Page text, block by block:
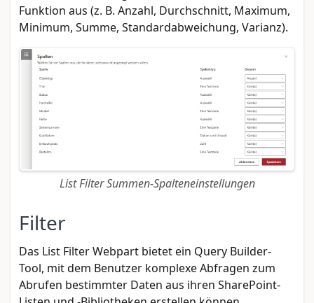
Funktion aus (z. B. Anzahl, Durchschnitt, Maximum,
Minimum, Summe, Standardabweichung, Varianz).
List Filter Summen-Spalteneinstellungen
Filter
Das List Filter Webpart bietet ein Query Builder-
Tool, mit dem Benutzer komplexe Abfragen zum
Abrufen bestimmter Daten aus ihren SharePoint-